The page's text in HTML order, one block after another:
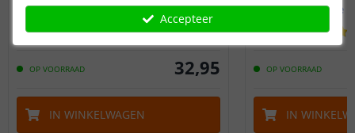
Complete set | 2 meter
(343 reviews)
OP VOORRAAD 32,95
IN WINKELWAGEN
Complete
OP VOORRAAD
IN
Accepteer